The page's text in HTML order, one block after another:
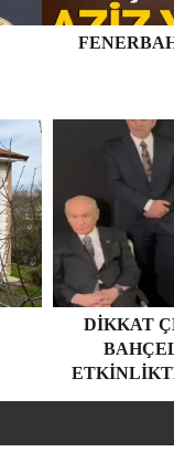
DIKKAT